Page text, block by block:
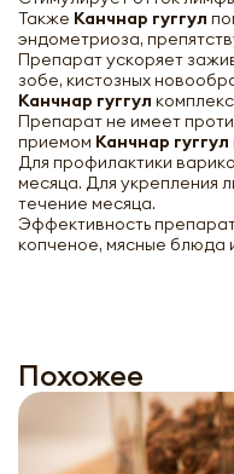
Также Канчнар гуггул
эндометриоза,
Препарат ускоряет
зобе, кистозных
Канчнар гуггул
Препарат не имеет
приемом Канчнар гуггул
Для профилактики
месяца. Для укрепления
течение месяца.
Эффективность
копченое, мясные блюда
Похожее